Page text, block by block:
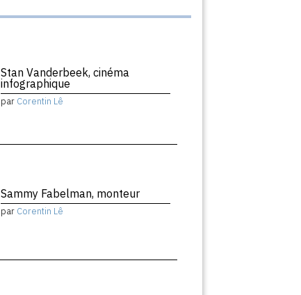
Stan Vanderbeek, cinéma
infographique
par Corentin Lê
Sammy Fabelman, monteur
par Corentin Lê